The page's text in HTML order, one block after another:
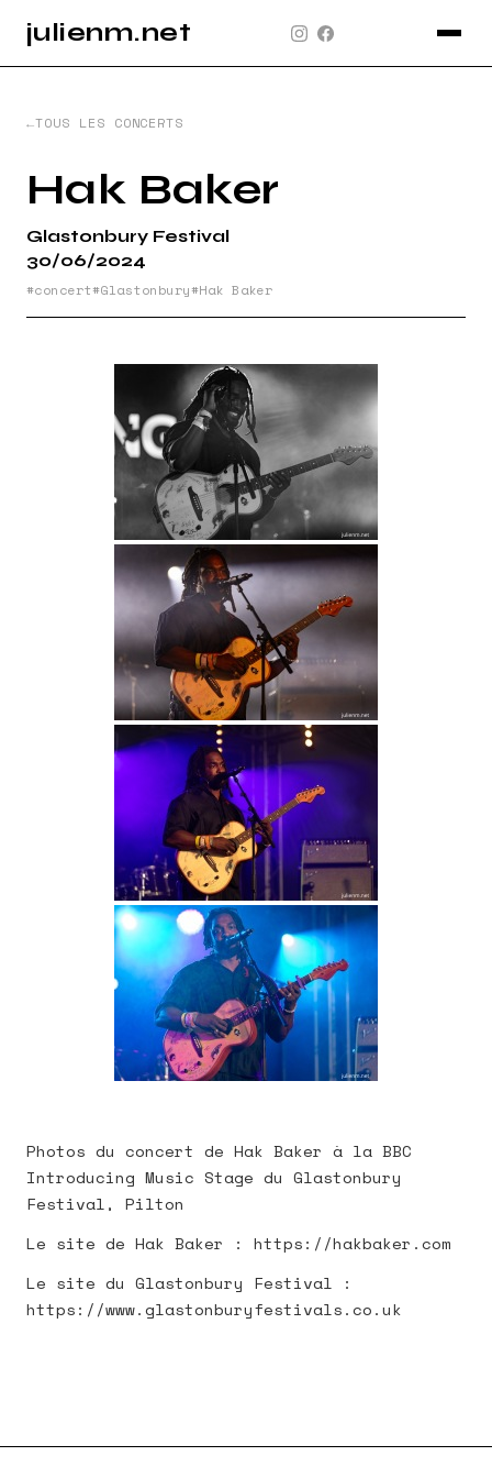
julienm.net
CONCERT
GLASTONBURY
SPORT
INFO
PLAN DU SITE
TOUS LES CONCERTS
Hak Baker
Glastonbury Festival
30/06/2024
concert Glastonbury Hak Baker
Photos du concert de Hak Baker à la BBC
Introducing Music Stage du Glastonbury
Festival, Pilton
Le site de Hak Baker : https://hakbaker.com
Le site du Glastonbury Festival :
https://www.glastonburyfestivals.co.uk